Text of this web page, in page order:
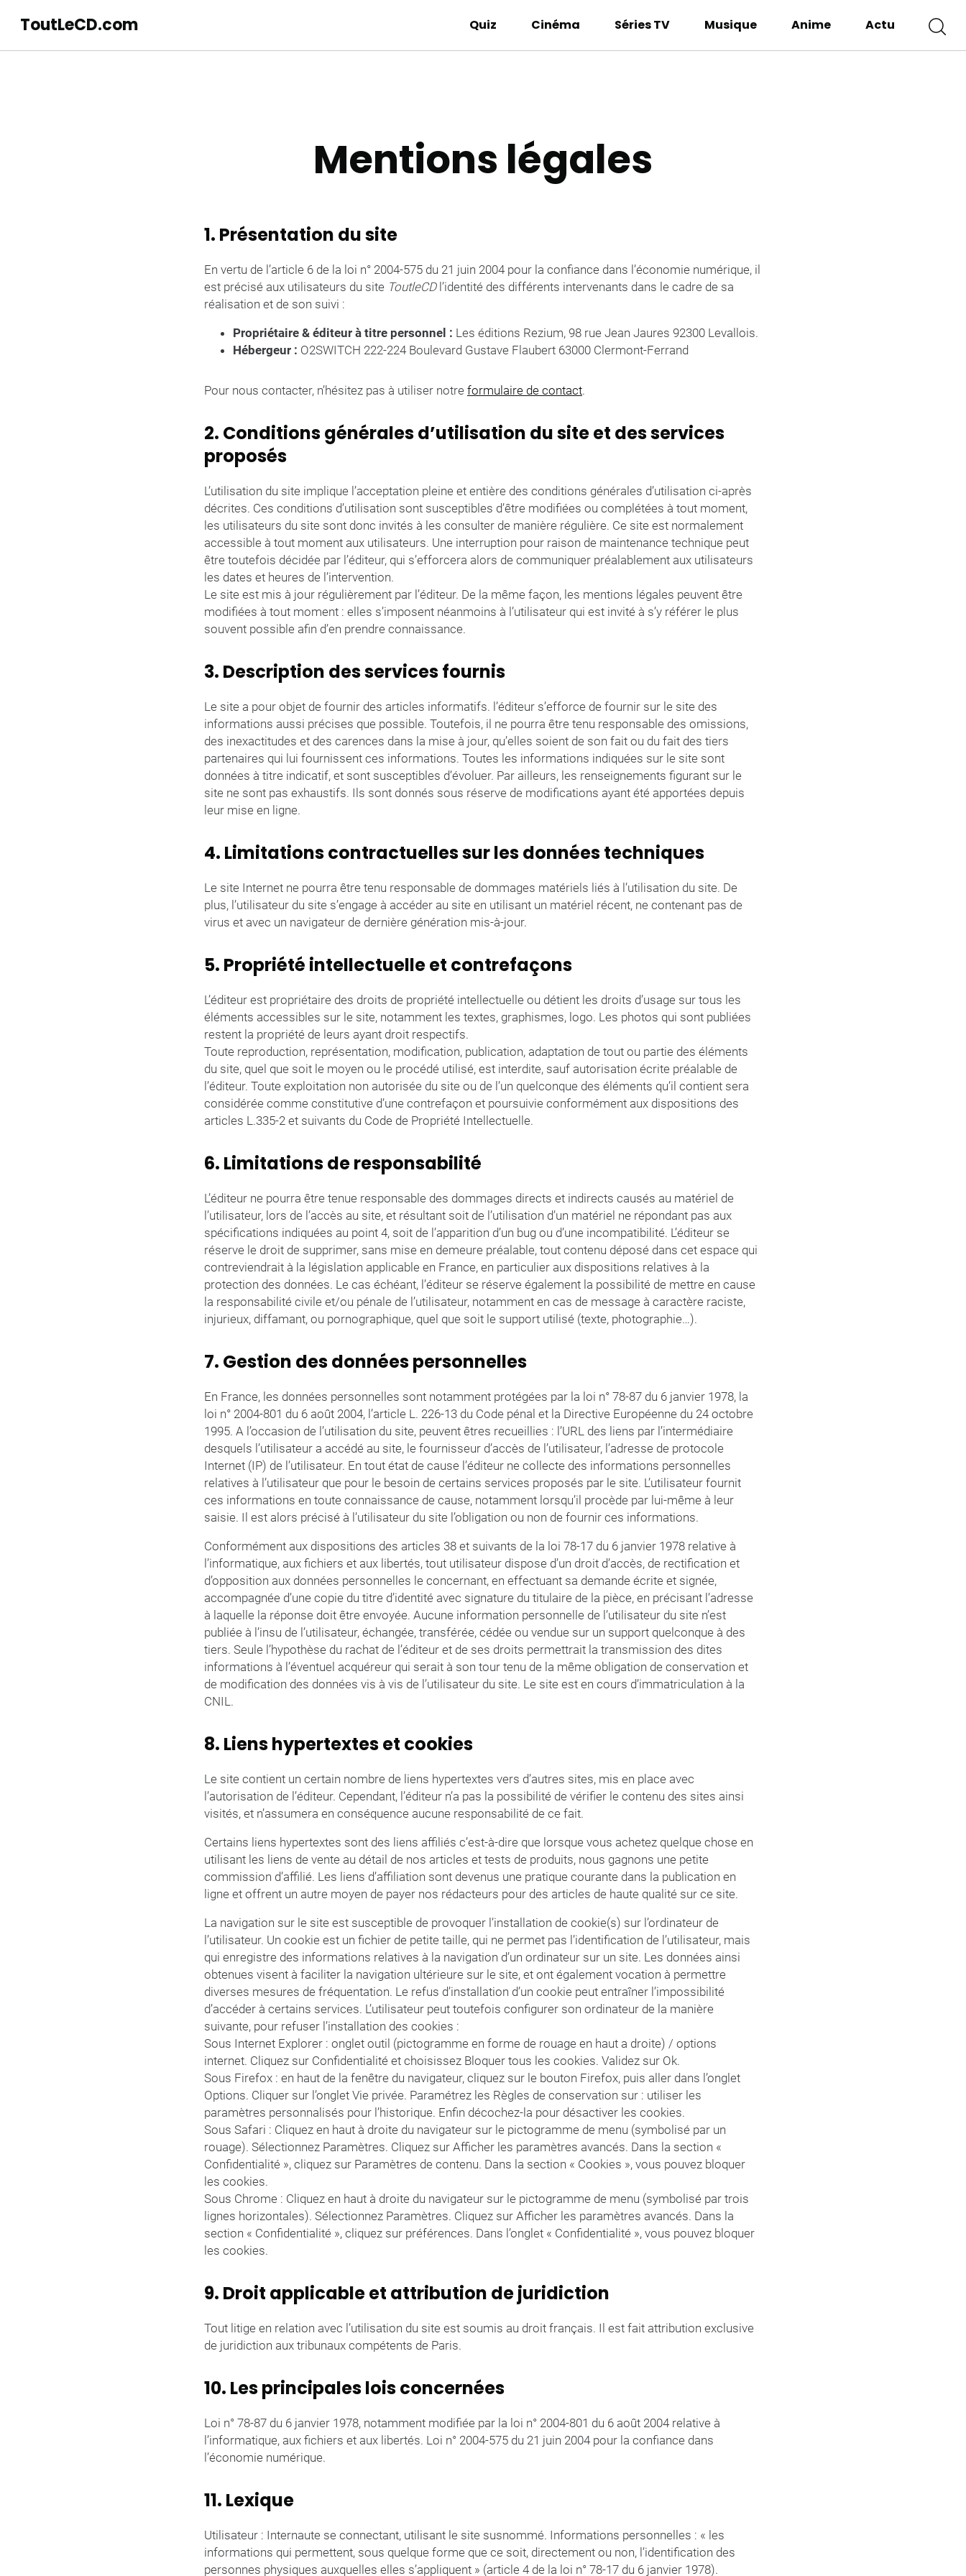
ToutLeCD.com Quiz Cinéma Séries TV Musique Anime Actu
Mentions légales
1. Présentation du site
En vertu de l’article 6 de la loi n° 2004-575 du 21 juin 2004 pour la confiance dans l’économie numérique, il
est précisé aux utilisateurs du site ToutleCDl’identité des différents intervenants dans le cadre de sa
réalisation et de son suivi :
Propriétaire & éditeur à titre personnel : Les éditions Rezium, 98 rue Jean Jaures 92300 Levallois.
Hébergeur : O2SWITCH 222-224 Boulevard Gustave Flaubert 63000 Clermont-Ferrand
Pour nous contacter, n’hésitez pas à utiliser notre formulaire de contact.
2. Conditions générales d’utilisation du site et des services
proposés
L’utilisation du site implique l’acceptation pleine et entière des conditions générales d’utilisation ci-après
décrites. Ces conditions d’utilisation sont susceptibles d’être modifiées ou complétées à tout moment,
les utilisateurs du site sont donc invités à les consulter de manière régulière. Ce site est normalement
accessible à tout moment aux utilisateurs. Une interruption pour raison de maintenance technique peut
être toutefois décidée par l’éditeur, qui s’efforcera alors de communiquer préalablement aux utilisateurs
les dates et heures de l’intervention.
Le site est mis à jour régulièrement par l’éditeur. De la même façon, les mentions légales peuvent être
modifiées à tout moment : elles s’imposent néanmoins à l’utilisateur qui est invité à s’y référer le plus
souvent possible afin d’en prendre connaissance.
3. Description des services fournis
Le site a pour objet de fournir des articles informatifs. l’éditeur s’efforce de fournir sur le site des
informations aussi précises que possible. Toutefois, il ne pourra être tenu responsable des omissions,
des inexactitudes et des carences dans la mise à jour, qu’elles soient de son fait ou du fait des tiers
partenaires qui lui fournissent ces informations. Toutes les informations indiquées sur le site sont
données à titre indicatif, et sont susceptibles d’évoluer. Par ailleurs, les renseignements figurant sur le
site ne sont pas exhaustifs. Ils sont donnés sous réserve de modifications ayant été apportées depuis
leur mise en ligne.
4. Limitations contractuelles sur les données techniques
Le site Internet ne pourra être tenu responsable de dommages matériels liés à l’utilisation du site. De
plus, l’utilisateur du site s’engage à accéder au site en utilisant un matériel récent, ne contenant pas de
virus et avec un navigateur de dernière génération mis-à-jour.
5. Propriété intellectuelle et contrefaçons
L’éditeur est propriétaire des droits de propriété intellectuelle ou détient les droits d’usage sur tous les
éléments accessibles sur le site, notamment les textes, graphismes, logo. Les photos qui sont publiées
restent la propriété de leurs ayant droit respectifs.
Toute reproduction, représentation, modification, publication, adaptation de tout ou partie des éléments
du site, quel que soit le moyen ou le procédé utilisé, est interdite, sauf autorisation écrite préalable de
l’éditeur. Toute exploitation non autorisée du site ou de l’un quelconque des éléments qu’il contient sera
considérée comme constitutive d’une contrefaçon et poursuivie conformément aux dispositions des
articles L.335-2 et suivants du Code de Propriété Intellectuelle.
6. Limitations de responsabilité
L’éditeur ne pourra être tenue responsable des dommages directs et indirects causés au matériel de
l’utilisateur, lors de l’accès au site, et résultant soit de l’utilisation d’un matériel ne répondant pas aux
spécifications indiquées au point 4, soit de l’apparition d’un bug ou d’une incompatibilité. L’éditeur se
réserve le droit de supprimer, sans mise en demeure préalable, tout contenu déposé dans cet espace qui
contreviendrait à la législation applicable en France, en particulier aux dispositions relatives à la
protection des données. Le cas échéant, l’éditeur se réserve également la possibilité de mettre en cause
la responsabilité civile et/ou pénale de l’utilisateur, notamment en cas de message à caractère raciste,
injurieux, diffamant, ou pornographique, quel que soit le support utilisé (texte, photographie…).
7. Gestion des données personnelles
En France, les données personnelles sont notamment protégées par la loi n° 78-87 du 6 janvier 1978, la
loi n° 2004-801 du 6 août 2004, l’article L. 226-13 du Code pénal et la Directive Européenne du 24 octobre
1995. A l’occasion de l’utilisation du site, peuvent êtres recueillies : l’URL des liens par l’intermédiaire
desquels l’utilisateur a accédé au site, le fournisseur d’accès de l’utilisateur, l’adresse de protocole
Internet (IP) de l’utilisateur. En tout état de cause l’éditeur ne collecte des informations personnelles
relatives à l’utilisateur que pour le besoin de certains services proposés par le site. L’utilisateur fournit
ces informations en toute connaissance de cause, notamment lorsqu’il procède par lui-même à leur
saisie. Il est alors précisé à l’utilisateur du site l’obligation ou non de fournir ces informations.
Conformément aux dispositions des articles 38 et suivants de la loi 78-17 du 6 janvier 1978 relative à
l’informatique, aux fichiers et aux libertés, tout utilisateur dispose d’un droit d’accès, de rectification et
d’opposition aux données personnelles le concernant, en effectuant sa demande écrite et signée,
accompagnée d’une copie du titre d’identité avec signature du titulaire de la pièce, en précisant l’adresse
à laquelle la réponse doit être envoyée. Aucune information personnelle de l’utilisateur du site n’est
publiée à l’insu de l’utilisateur, échangée, transférée, cédée ou vendue sur un support quelconque à des
tiers. Seule l’hypothèse du rachat de l’éditeur et de ses droits permettrait la transmission des dites
informations à l’éventuel acquéreur qui serait à son tour tenu de la même obligation de conservation et
de modification des données vis à vis de l’utilisateur du site. Le site est en cours d’immatriculation à la
CNIL.
8. Liens hypertextes et cookies
Le site contient un certain nombre de liens hypertextes vers d’autres sites, mis en place avec
l’autorisation de l’éditeur. Cependant, l’éditeur n’a pas la possibilité de vérifier le contenu des sites ainsi
visités, et n’assumera en conséquence aucune responsabilité de ce fait.
Certains liens hypertextes sont des liens affiliés c’est-à-dire que lorsque vous achetez quelque chose en
utilisant les liens de vente au détail de nos articles et tests de produits, nous gagnons une petite
commission d’affilié. Les liens d’affiliation sont devenus une pratique courante dans la publication en
ligne et offrent un autre moyen de payer nos rédacteurs pour des articles de haute qualité sur ce site.
La navigation sur le site est susceptible de provoquer l’installation de cookie(s) sur l’ordinateur de
l’utilisateur. Un cookie est un fichier de petite taille, qui ne permet pas l’identification de l’utilisateur, mais
qui enregistre des informations relatives à la navigation d’un ordinateur sur un site. Les données ainsi
obtenues visent à faciliter la navigation ultérieure sur le site, et ont également vocation à permettre
diverses mesures de fréquentation. Le refus d’installation d’un cookie peut entraîner l’impossibilité
d’accéder à certains services. L’utilisateur peut toutefois configurer son ordinateur de la manière
suivante, pour refuser l’installation des cookies :
Sous Internet Explorer : onglet outil (pictogramme en forme de rouage en haut a droite) / options
internet. Cliquez sur Confidentialité et choisissez Bloquer tous les cookies. Validez sur Ok.
Sous Firefox : en haut de la fenêtre du navigateur, cliquez sur le bouton Firefox, puis aller dans l’onglet
Options. Cliquer sur l’onglet Vie privée. Paramétrez les Règles de conservation sur : utiliser les
paramètres personnalisés pour l’historique. Enfin décochez-la pour désactiver les cookies.
Sous Safari : Cliquez en haut à droite du navigateur sur le pictogramme de menu (symbolisé par un
rouage). Sélectionnez Paramètres. Cliquez sur Afficher les paramètres avancés. Dans la section «
Confidentialité », cliquez sur Paramètres de contenu. Dans la section « Cookies », vous pouvez bloquer
les cookies.
Sous Chrome : Cliquez en haut à droite du navigateur sur le pictogramme de menu (symbolisé par trois
lignes horizontales). Sélectionnez Paramètres. Cliquez sur Afficher les paramètres avancés. Dans la
section « Confidentialité », cliquez sur préférences. Dans l’onglet « Confidentialité », vous pouvez bloquer
les cookies.
9. Droit applicable et attribution de juridiction
Tout litige en relation avec l’utilisation du site est soumis au droit français. Il est fait attribution exclusive
de juridiction aux tribunaux compétents de Paris.
10. Les principales lois concernées
Loi n° 78-87 du 6 janvier 1978, notamment modifiée par la loi n° 2004-801 du 6 août 2004 relative à
l’informatique, aux fichiers et aux libertés. Loi n° 2004-575 du 21 juin 2004 pour la confiance dans
l’économie numérique.
11. Lexique
Utilisateur : Internaute se connectant, utilisant le site susnommé. Informations personnelles : « les
informations qui permettent, sous quelque forme que ce soit, directement ou non, l’identification des
personnes physiques auxquelles elles s’appliquent » (article 4 de la loi n° 78-17 du 6 janvier 1978).